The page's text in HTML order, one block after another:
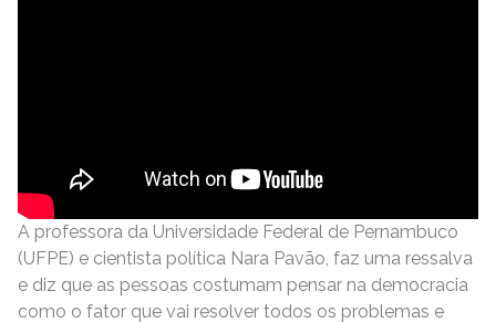
A professora da Universidade Federal de Pernambuco
(UFPE) e cientista política Nara Pavão, faz uma ressalva
e diz que as pessoas costumam pensar na democracia
como o fator que vai resolver todos os problemas e